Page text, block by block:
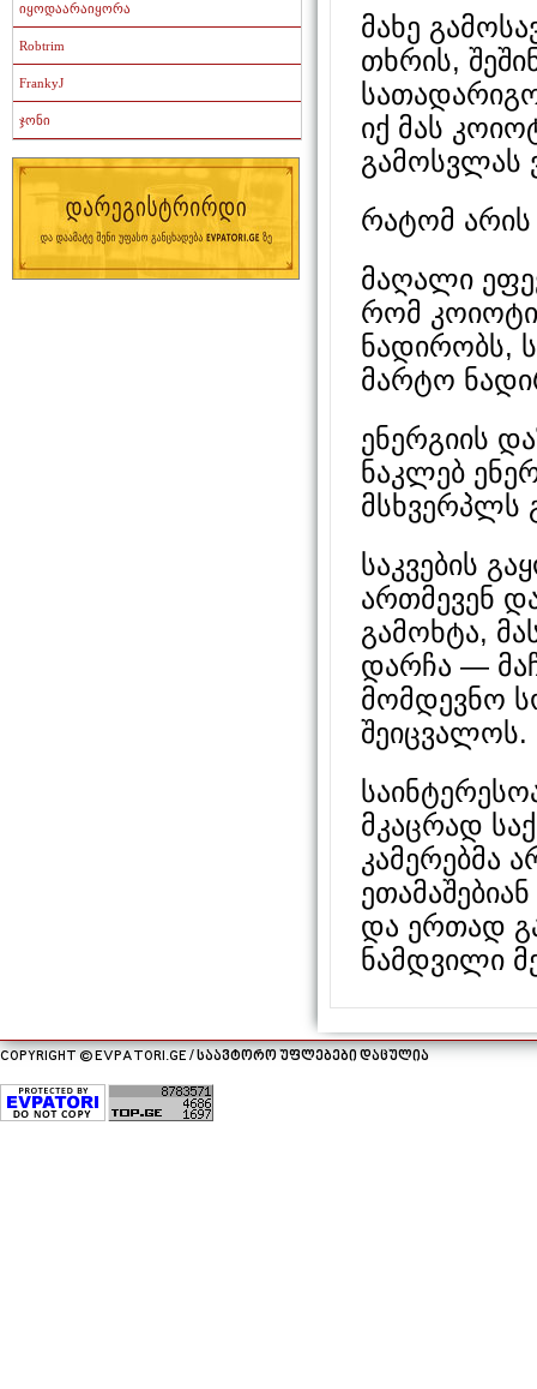
იყოდაარაიყორა
Robtrim
FrankyJ
ჯონი
მახე
თხრის,
იქ მას
გამოსვლას
რატომ არის
მაღალი
რომ
ნადირობს,
მარტო
ენერგიის
ნაკლებ
მსხვერპლს
საკვების
ართმევენ
გამოხტა,
დარჩა —
მომდევნო
შეიცვალოს.
მკაცრად
კამერებმა
და ერთად
ნამდვილი
COPYRIGHT © EVPATORI.GE / საავტორო უფლებები დაცულია